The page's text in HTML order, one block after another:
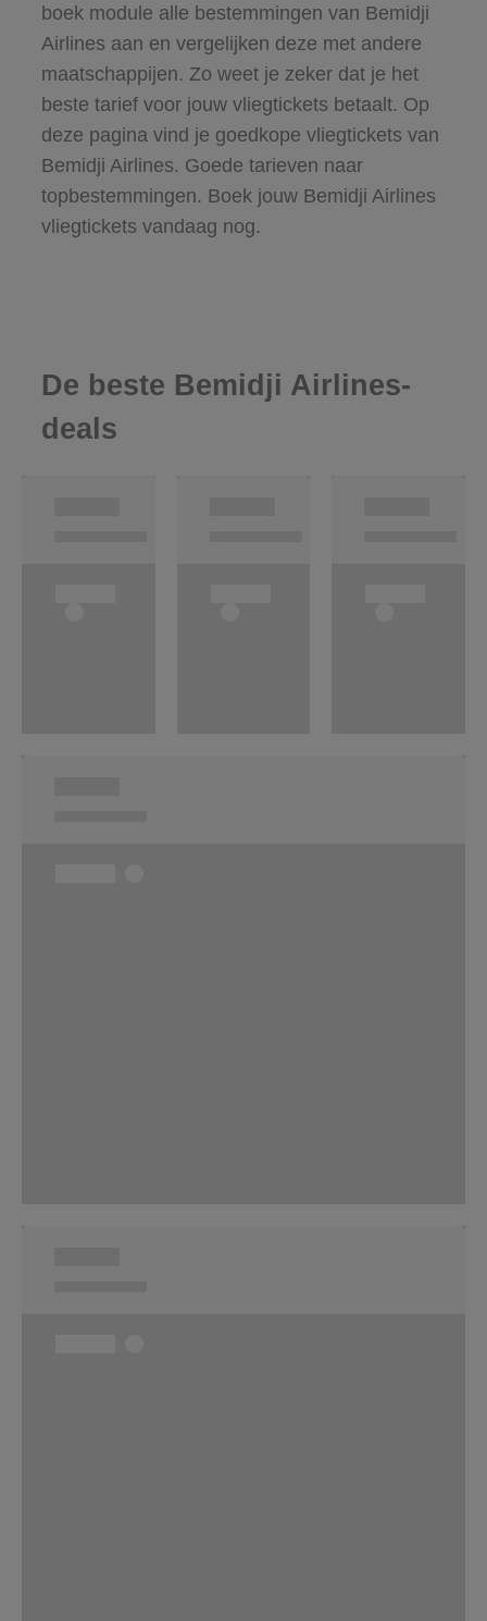
boek module alle bestemmingen van Bemidji
Airlines aan en vergelijken deze met andere
maatschappijen. Zo weet je zeker dat je het
beste tarief voor jouw vliegtickets betaalt. Op
deze pagina vind je goedkope vliegtickets van
Bemidji Airlines. Goede tarieven naar
topbestemmingen. Boek jouw Bemidji Airlines
vliegtickets vandaag nog.
De beste Bemidji Airlines-
deals